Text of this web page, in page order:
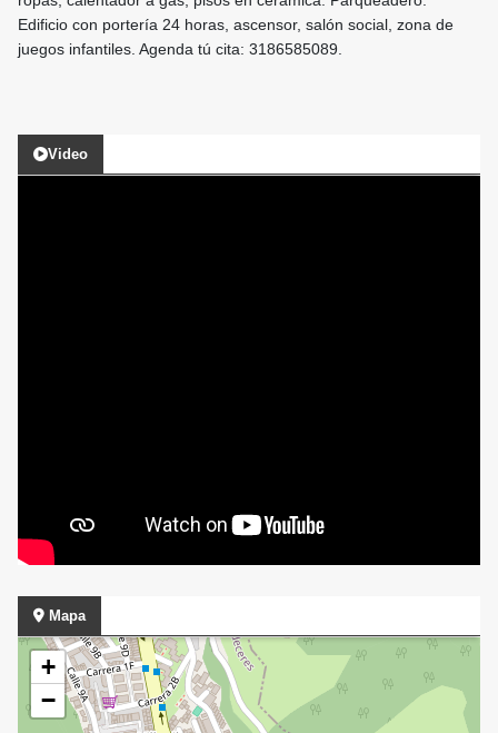
Edificio con portería 24 horas, ascensor, salón social, zona de
juegos infantiles. Agenda tú cita: 3186585089.
Video
Mapa
+
−